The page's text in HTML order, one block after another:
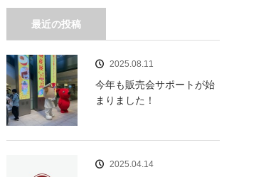
最近の投稿
2025.08.11
今年も販売会サポートが始
まりました！
2025.04.14